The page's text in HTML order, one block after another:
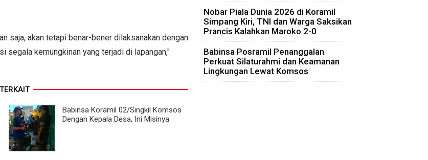
saja, akan tetapi benar-bener dilaksanakan dengan
segala kemungkinan yang terjadi di lapangan,"
Babinsa Koramil 02/Singkil Komsos
Dengan Kepala Desa, Ini Misinya
Nobar Piala Dunia 2026 di Koramil
Simpang Kiri, TNI dan Warga Saksikan
Prancis Kalahkan Maroko 2-0
Babinsa Posramil Penanggalan
Perkuat Silaturahmi dan Keamanan
Lingkungan Lewat Komsos